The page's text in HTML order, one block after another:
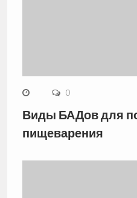
0
Виды БАДов для
пищеварения